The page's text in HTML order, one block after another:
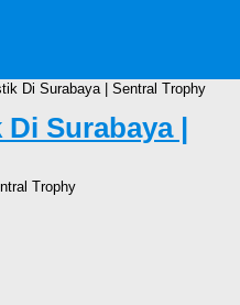
Di Surabaya | Sentral Trophy
Surabaya |